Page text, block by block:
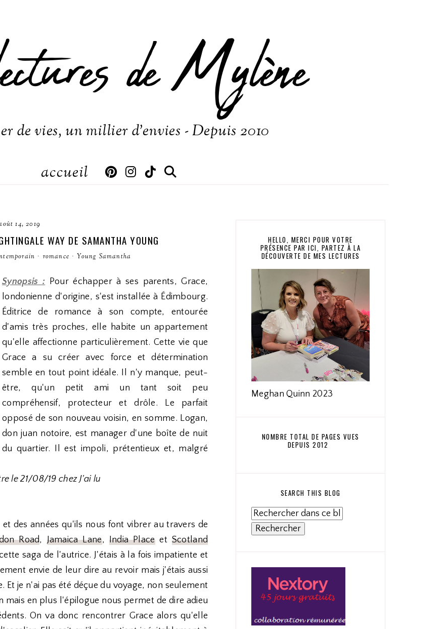
de Mylène
de vies, un millier d'envies - Depuis 2010
accueil
14, 2019
WAY DE SAMANTHA YOUNG
· romance · Young Samantha
Synopsis : Pour échapper à ses parents, Grace,
londonienne d'origine, s'est installée à Édimbourg.
Éditrice de romance à son compte, entourée
d'amis très proches, elle habite un appartement
qu'elle affectionne particulièrement. Cette vie que
Grace a su créer avec force et détermination
semble en tout point idéale. Il n'y manque, peut-
être, qu'un petit ami un tant soit peu
compréhensif, protecteur et drôle. Le parfait
opposé de son nouveau voisin, en somme. Logan,
don juan notoire, est manager d'une boîte de nuit
du quartier. Il est impoli, prétentieux et, malgré
le 21/08/19 chez J'ai lu
des années qu'ils nous font vibrer au travers de
Road, Jamaica Lane, India Placeet Scotland
saga de l'autrice. J'étais à la fois impatiente et
envie de leur dire au revoir mais j'étais aussi
je n'ai pas été déçue du voyage, non seulement
mais en plus l'épilogue nous permet de dire adieu
On va donc rencontrer Grace alors qu'elle
HELLO, MERCI POUR VOTRE
PRÉSENCE PAR ICI, PARTEZ À LA
DÉCOUVERTE DE MES LECTURES
Meghan Quinn 2023
NOMBRE TOTAL DE PAGES VUES
DEPUIS 2012
SEARCH THIS BLOG